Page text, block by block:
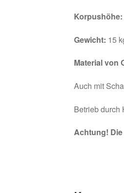
Gewicht: 15
Material von
Auch mit
Betrieb durch
Achtung!